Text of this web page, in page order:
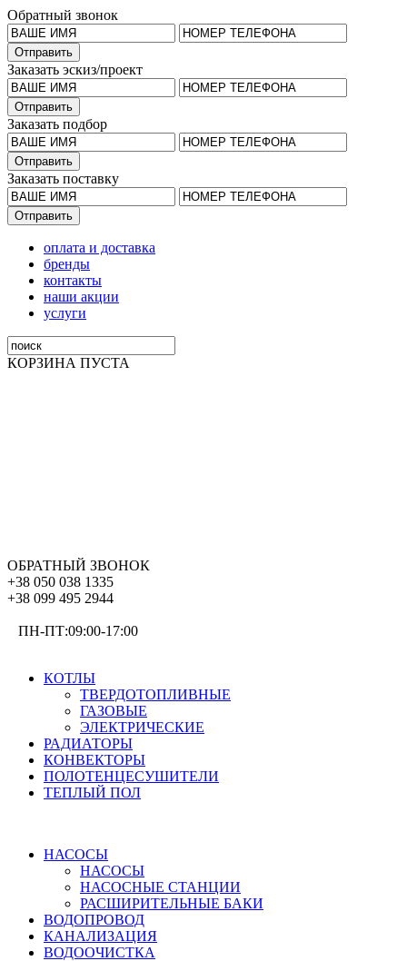
Обратный звонок
Заказать эскиз/проект
Заказать подбор
Заказать поставку
оплата и доставка
бренды
контакты
наши акции
услуги
КОРЗИНА ПУСТА
ОБРАТНЫЙ ЗВОНОК
+38 050 038 1335
+38 099 495 2944
ПН-ПТ:09:00-17:00
КОТЛЫ
ТВЕРДОТОПЛИВНЫЕ
ГАЗОВЫЕ
ЭЛЕКТРИЧЕСКИЕ
РАДИАТОРЫ
КОНВЕКТОРЫ
ПОЛОТЕНЦЕСУШИТЕЛИ
ТЕПЛЫЙ ПОЛ
НАСОСЫ
НАСОСЫ
НАСОСНЫЕ СТАНЦИИ
РАСШИРИТЕЛЬНЫЕ БАКИ
ВОДОПРОВОД
КАНАЛИЗАЦИЯ
ВОДООЧИСТКА